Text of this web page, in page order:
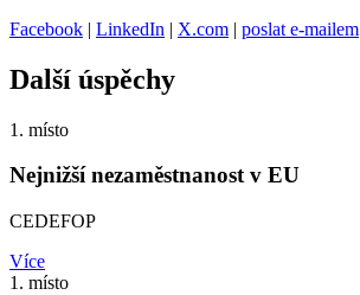
Facebook | LinkedIn | X.com | poslat e-mailem
Další úspěchy
1. místo
Nejnižší nezaměstnanost v EU
CEDEFOP
Více
1. místo